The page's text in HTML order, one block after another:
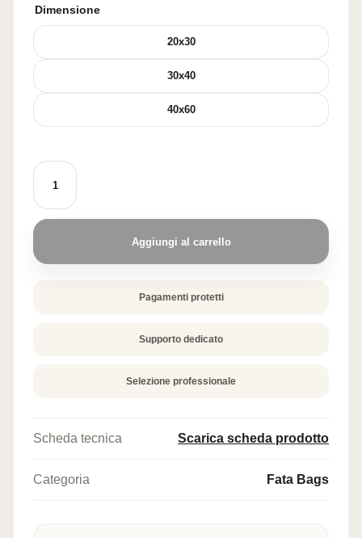
Dimensione
20x30
30x40
40x60
FATA
BAGS
-
SACCHETTI
PER
SOTTOVUOTO
50
Aggiungi al carrello
Pagamenti protetti
Supporto dedicato
Selezione professionale
Scheda tecnica Scarica scheda prodotto
Categoria Fata Bags